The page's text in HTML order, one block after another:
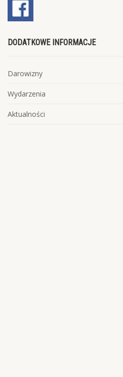
DODATKOWE INFORMACJE
Darowizny
Wydarzenia
Aktualności